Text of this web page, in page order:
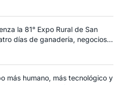
la 81° Expo Rural de San
días de ganadería, negocios y
más humano, más tecnológico y